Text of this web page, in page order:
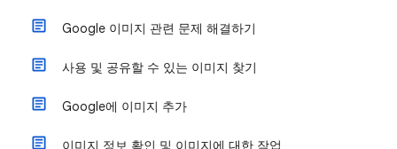
Google 이미지 관련 문제 해결하기
사용 및 공유할 수 있는 이미지 찾기
Google에 이미지 추가
이미지 정보 확인 및 이미지에 대한 작업